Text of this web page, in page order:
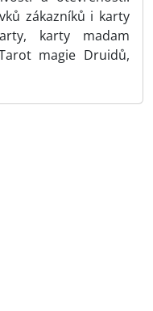
zákazníků i karty
karty madam
magie Druidů,